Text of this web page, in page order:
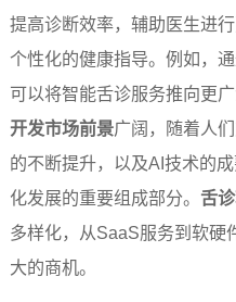
提高诊断效率，辅助医生进
个性化的健康指导。例如，
可以将智能舌诊服务推向更广
开发市场前景广阔，随着人
的不断提升，以及AI技术的
化发展的重要组成部分。 舌
多样化，从SaaS服务到软硬
大的商机。